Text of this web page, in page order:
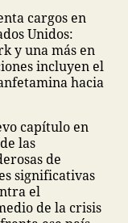
cargos en
Unidos:
y una más en
incluyen el
hacia
capítulo en
las
de
significativas
el
de la crisis